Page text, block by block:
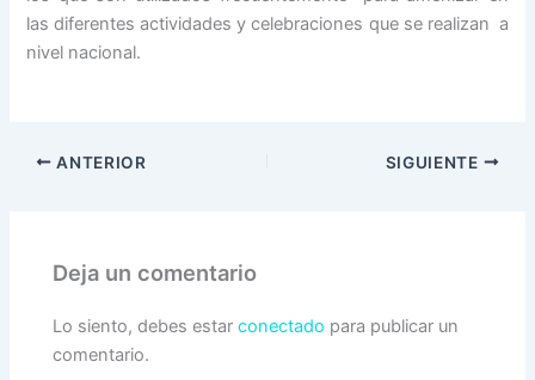
las diferentes actividades y celebraciones que se realizan a
nivel nacional.
ANTERIOR SIGUIENTE
Deja un comentario
Lo siento, debes estarconectado para publicar un
comentario.